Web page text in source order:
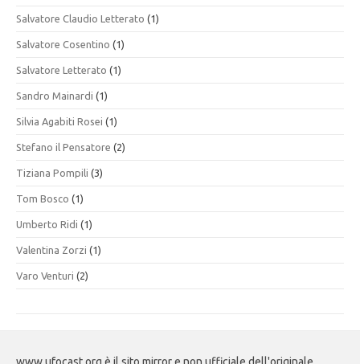
Salvatore Claudio Letterato (1)
Salvatore Cosentino (1)
Salvatore Letterato (1)
Sandro Mainardi (1)
Silvia Agabiti Rosei (1)
Stefano il Pensatore (2)
Tiziana Pompili (3)
Tom Bosco (1)
Umberto Ridi (1)
Valentina Zorzi (1)
Varo Venturi (2)